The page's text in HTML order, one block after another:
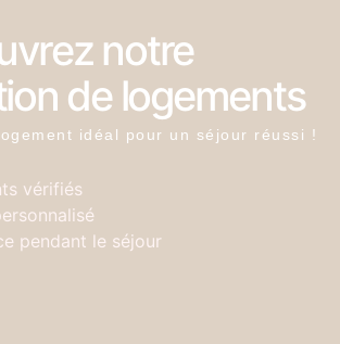
notre
de logements
idéal pour un séjour réussi !
vérifiés
pendant le séjour